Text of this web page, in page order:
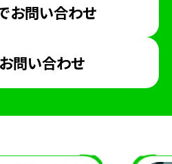
お問い合わせ
お問い合わせ